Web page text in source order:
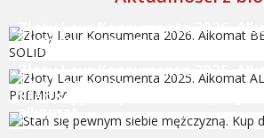
Złoty Laur Konsumenta 2026.
ALCOFIND SOLID
Złoty Laur Konsumenta 2025.
AF-35 PREMIUM
Stań się pewnym siebie
alkomat.